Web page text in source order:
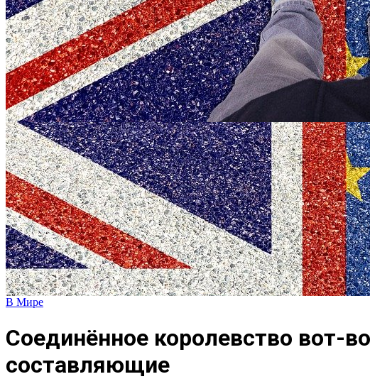
В Мире
Соединённое королевство вот-
составляющие